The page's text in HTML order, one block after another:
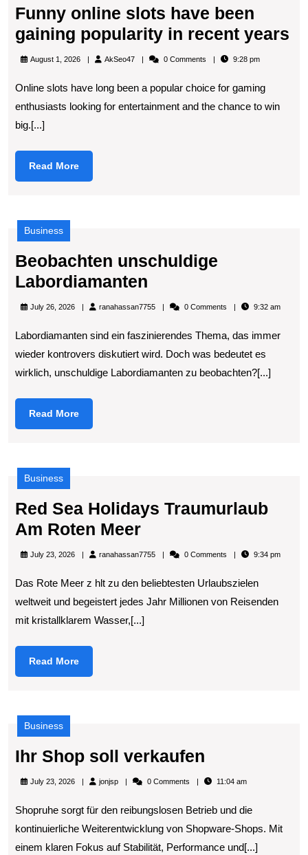
Funny online slots have been
gaining popularity in recent years
August 1, 2026 AkSeo47AkSeo470 Comments 9:28 pm
Online slots have long been a popular choice for gaming
enthusiasts looking for entertainment and the chance to win
big.[...]
Read MoreRead
More
Business
Beobachten unschuldige
Labordiamanten
unschuldige
July 26, 2026 ranahassan7755ranahassan7755
0 Comments 9:32 am
Labordiamanten sind ein faszinierendes Thema, das immer
wieder kontrovers diskutiert wird. Doch was bedeutet es
wirklich, unschuldige Labordiamanten zu beobachten?[...]
Read MoreRead
More
Business
Red Sea Holidays Traumurlaub
Am Roten MeerRed
Sea
Traumurlaub
Am
Roten
July 23, 2026 ranahassan7755ranahassan7755
0 Comments 9:34 pm
Das Rote Meer z hlt zu den beliebtesten Urlaubszielen
weltweit und begeistert jedes Jahr Millionen von Reisenden
mit kristallklarem Wasser,[...]
Read MoreRead
More
Business
Ihr Shop soll verkaufen
Shop
verkaufen
July 23, 2026 jonjspjonjsp 0 Comments 11:04 am
Shopruhe sorgt für den reibungslosen Betrieb und die
kontinuierliche Weiterentwicklung von Shopware-Shops. Mit
einem klaren Fokus auf Stabilität, Performance und[...]